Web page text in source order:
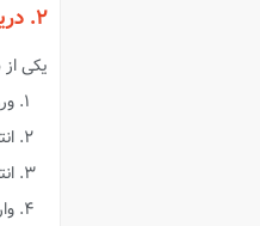
۲. دریافت ارز مسافرتی از طریق اپلیکیشن بله
یکی